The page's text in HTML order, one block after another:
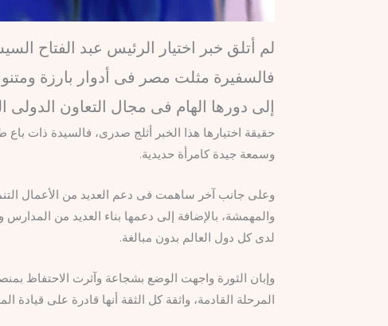
لم أتلق خبر اختيار الرئيس عبد الفتاح
فالسفيرة مثلت مصر فى أدوار بارزة
إلى دورها الهام فى مجال التعاون
حقيقة اختيارها هذا الخبر أثلج صدرى، فالسيدة ذات
وسمعة جيدة كامرأة حديدية.
وعلى جانب آخر ساهمت فى دعم العديد من الأعمال
والمهمشة، بالإضافة إلى دعمها بناء العديد من
لدى كل دول العالم بدون مبالغة.
وإبان الثورة واجهت الوضع بشجاعة وآثرت الاحتفاظ
المرحلة القادمة، واثقة كل الثقة أنها قادرة على قيادة